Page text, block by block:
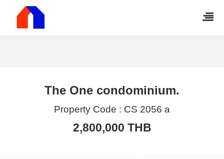
The One condominium.
Property Code : CS 2056 a
2,800,000 THB